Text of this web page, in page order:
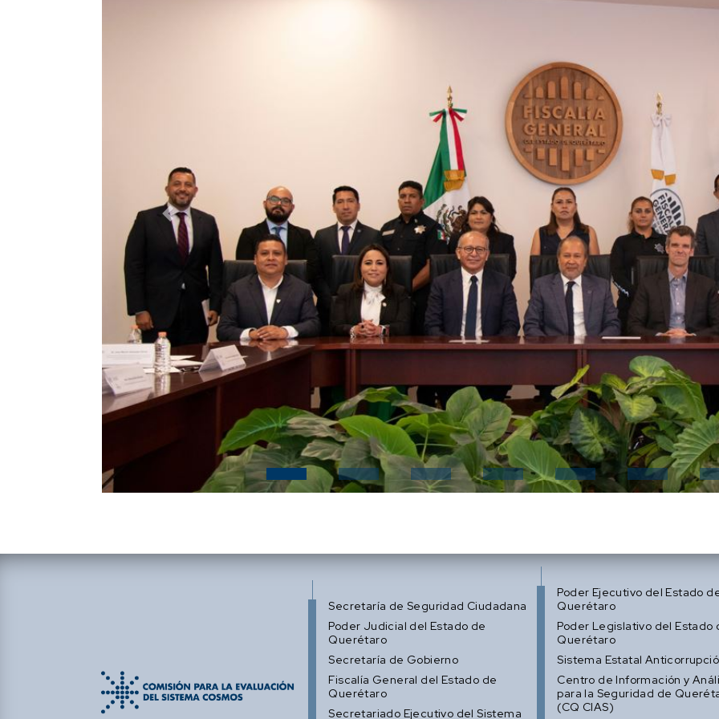
Previous
Secretaría de Seguridad Ciudadana
Poder Judicial del Estado de
Querétaro
Secretaría de Gobierno
Fiscalía General del Estado de
Querétaro
Poder Ejecutivo del Estado
Querétaro
Poder Legislativo del Estado
Querétaro
Sistema Estatal
Centro de Información y
para la Seguridad de